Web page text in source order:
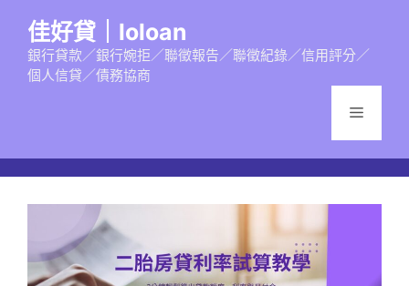
佳好貸｜loloan
銀行貸款／銀行婉拒／聯徵報告／聯徵紀錄／信用評分／
個人信貸／債務協商
選